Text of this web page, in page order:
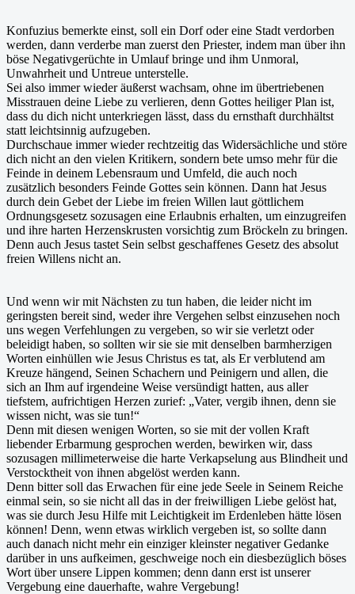
Konfuzius bemerkte einst, soll ein Dorf oder eine Stadt verdorben
werden, dann verderbe man zuerst den Priester, indem man über ihn
böse Negativgerüchte in Umlauf bringe und ihm Unmoral,
Unwahrheit und Untreue unterstelle.
Sei also immer wieder äußerst wachsam, ohne im übertriebenen
Misstrauen deine Liebe zu verlieren, denn Gottes heiliger Plan ist,
dass du dich nicht unterkriegen lässt, dass du ernsthaft durchhältst
statt leichtsinnig aufzugeben.
Durchschaue immer wieder rechtzeitig das Widersächliche und störe
dich nicht an den vielen Kritikern, sondern bete umso mehr für die
Feinde in deinem Lebensraum und Umfeld, die auch noch
zusätzlich besonders Feinde Gottes sein können. Dann hat Jesus
durch dein Gebet der Liebe im freien Willen laut göttlichem
Ordnungsgesetz sozusagen eine Erlaubnis erhalten, um einzugreifen
und ihre harten Herzenskrusten vorsichtig zum Bröckeln zu bringen.
Denn auch Jesus tastet Sein selbst geschaffenes Gesetz des absolut
freien Willens nicht an.
Und wenn wir mit Nächsten zu tun haben, die leider nicht im
geringsten bereit sind, weder ihre Vergehen selbst einzusehen noch
uns wegen Verfehlungen zu vergeben, so wir sie verletzt oder
beleidigt haben, so sollten wir sie sie mit denselben barmherzigen
Worten einhüllen wie Jesus Christus es tat, als Er verblutend am
Kreuze hängend, Seinen Schachern und Peinigern und allen, die
sich an Ihm auf irgendeine Weise versündigt hatten, aus aller
tiefstem, aufrichtigen Herzen zurief: „Vater, vergib ihnen, denn sie
wissen nicht, was sie tun!“
Denn mit diesen wenigen Worten, so sie mit der vollen Kraft
liebender Erbarmung gesprochen werden, bewirken wir, dass
sozusagen millimeterweise die harte Verkapselung aus Blindheit und
Verstocktheit von ihnen abgelöst werden kann.
Denn bitter soll das Erwachen für eine jede Seele in Seinem Reiche
einmal sein, so sie nicht all das in der freiwilligen Liebe gelöst hat,
was sie durch Jesu Hilfe mit Leichtigkeit im Erdenleben hätte lösen
können! Denn, wenn etwas wirklich vergeben ist, so sollte dann
auch danach nicht mehr ein einziger kleinster negativer Gedanke
darüber in uns aufkeimen, geschweige noch ein diesbezüglich böses
Wort über unsere Lippen kommen; denn dann erst ist unserer
Vergebung eine dauerhafte, wahre Vergebung!